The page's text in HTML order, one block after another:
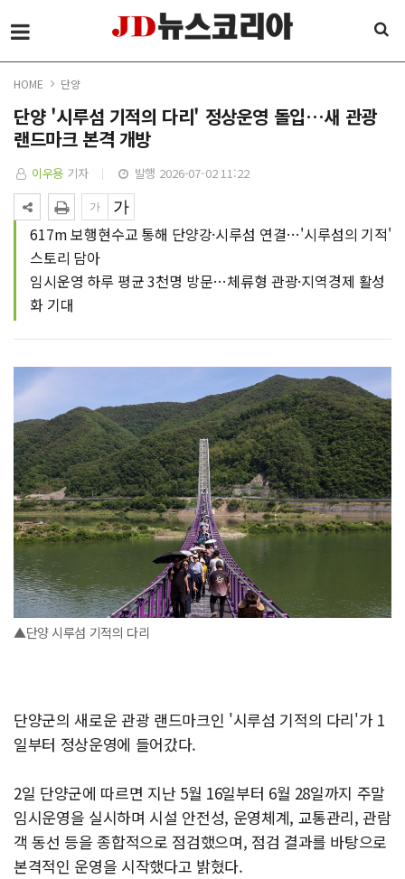
HOME 단양
단양 '시루섬 기적의 다리' 정상운영 돌입…새 관광
랜드마크 본격 개방
이우용 기자 발행 2026-07-02 11:22
617m 보행현수교 통해 단양강·시루섬 연결…'시루섬의 기적'
스토리 담아
임시운영 하루 평균 3천명 방문…체류형 관광·지역경제 활성
화 기대
▲단양 시루섬 기적의 다리
단양군의 새로운 관광 랜드마크인 '시루섬 기적의 다리'가 1
일부터 정상운영에 들어갔다.
2일 단양군에 따르면 지난 5월 16일부터 6월 28일까지 주말
임시운영을 실시하며 시설 안전성, 운영체계, 교통관리, 관람
객 동선 등을 종합적으로 점검했으며, 점검 결과를 바탕으로
본격적인 운영을 시작했다고 밝혔다.